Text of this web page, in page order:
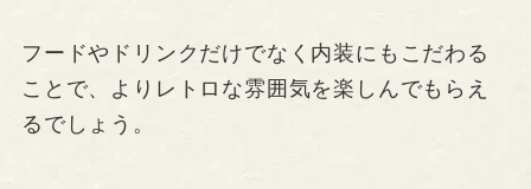
フードやドリンクだけでなく内装にもこだわる
ことで、よりレトロな雰囲気を楽しんでもらえ
るでしょう。